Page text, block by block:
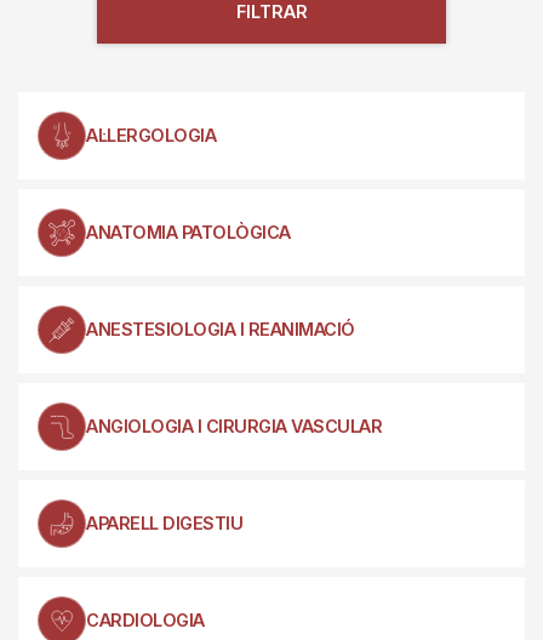
FILTRAR
AL·LERGOLOGIA
ANATOMIA PATOLÒGICA
ANESTESIOLOGIA I REANIMACIÓ
ANGIOLOGIA I CIRURGIA VASCULAR
APARELL DIGESTIU
CARDIOLOGIA